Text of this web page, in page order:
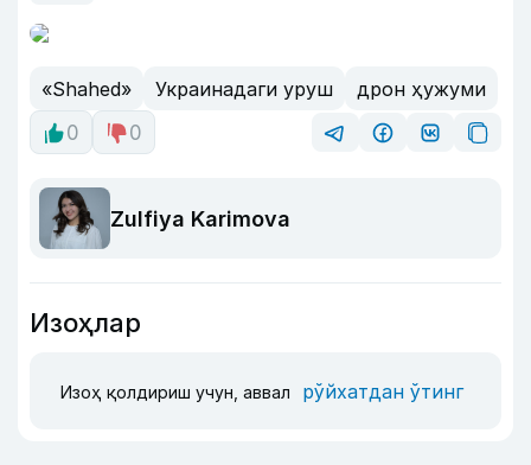
«Shahed» Украинадаги уруш
дрон ҳужуми
0
0
Zulfiya Karimova
Изоҳлар
Изоҳ қолдириш учун, аввал рўйхатдан ўтинг